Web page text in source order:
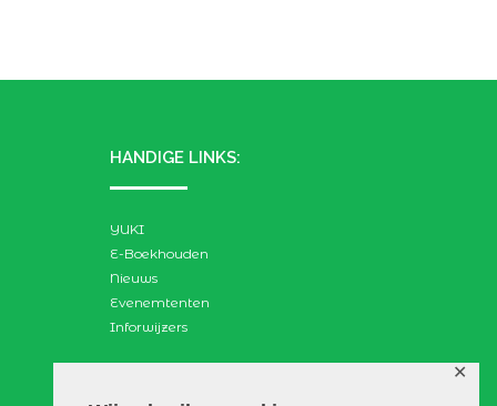
✕
HANDIGE LINKS:
YUKI
E-Boekhouden
Nieuws
Evenemtenten
Inforwijzers